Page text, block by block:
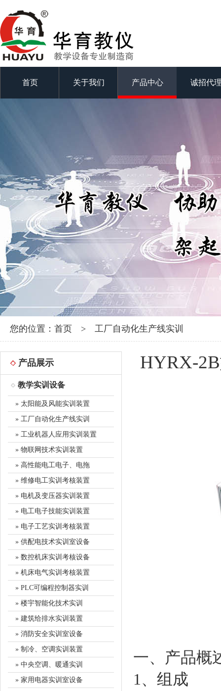
首页 关于我们 产品中心 诚招代
您的位置： 首页 > 工厂自动化生产线实训
产品展示
教学实训设备
» 太阳能及风能实训装置
» 工厂自动化生产线实训
» 工业机器人应用实训装置
» 物联网技术实训装置
» 高性能电工电子、电拖
» 维修电工实训考核装置
» 电机及变压器实训装置
» 电工电子技能实训装置
» 电子工艺实训考核装置
» 供配电技术实训室设备
» 数控机床实训考核设备
» 机床电气实训考核装置
» PLC可编程控制器实训
» 楼宇智能化技术实训
» 建筑给排水实训装置
» 消防安全实训室设备
» 制冷、空调实训装置
» 中央空调、暖通实训
» 家用电器实训室设备
HYRX-
一、产品概
1、组成